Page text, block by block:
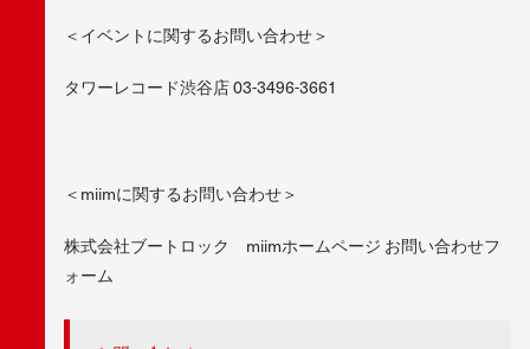
＜イベントに関するお問い合わせ＞
タワーレコード渋谷店 03-3496-3661
＜miimに関するお問い合わせ＞
株式会社ブートロック miimホームページ お問い合わせフ
ォーム